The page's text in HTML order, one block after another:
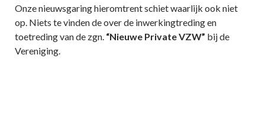
Onze nieuwsgaring hieromtrent schiet waarlijk ook niet
op. Niets te vinden de over de inwerkingtreding en
toetreding van de zgn. “Nieuwe Private VZW” bij de
Vereniging.